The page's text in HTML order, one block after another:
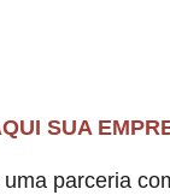
SUA
parceria